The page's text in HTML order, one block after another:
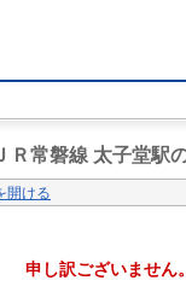
Ｒ常磐線 太子堂駅
開ける
申し訳ございません